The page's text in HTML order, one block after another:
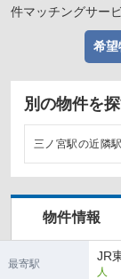
件マッチングサー
希望
別の物件を
三ノ宮駅の近隣
灘駅の店舗物
神戸駅の店舗
物件情報
最寄駅
JR
人